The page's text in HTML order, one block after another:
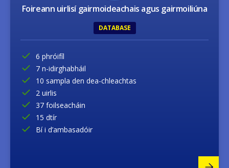
Foireann uirlisí gairmoideachais agus gairmoiliúna
DATABASE
6 phróifíl
7 n-idirghabháil
10 sampla den dea-chleachtas
2 uirlis
37 foilseacháin
15 dtír
Bí i d’ambasadóir